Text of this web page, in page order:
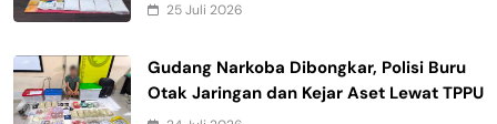
25 Juli 2026
Gudang Narkoba Dibongkar, Polisi Buru
Otak Jaringan dan Kejar Aset Lewat TPPU